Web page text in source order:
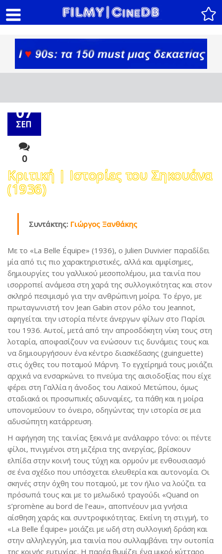
07
ΣΕΠ
0
Κριτική | Ιστορίες του Σηκουάνα
(1936)
Συντάκτης: Γιώργος Ξανθάκης
Με το «La Belle Équipe» (1936), ο Julien Duvivier παραδίδει
μία από τις πιο χαρακτηριστικές, αλλά και αμφίσημες,
δημιουργίες του γαλλικού μεσοπολέμου, μια ταινία που
ισορροπεί ανάμεσα στη χαρά της συλλογικότητας και στον
σκληρό πεσιμισμό για την ανθρώπινη μοίρα. Το έργο, με
πρωταγωνιστή τον Jean Gabin στον ρόλο του Jeannot,
αφηγείται την ιστορία πέντε άνεργων φίλων στο Παρίσι
του 1936. Αυτοί, μετά από την απροσδόκητη νίκη τους στη
λοταρία, αποφασίζουν να ενώσουν τις δυνάμεις τους και
να δημιουργήσουν ένα κέντρο διασκέδασης (guinguette)
στις όχθες του ποταμού Μάρνη. Το εγχείρημά τους μοιάζει
αρχικά να ενσαρκώνει το πνεύμα της αισιοδοξίας που είχε
φέρει στη Γαλλία η άνοδος του Λαϊκού Μετώπου, όμως
σταδιακά οι προσωπικές αδυναμίες, τα πάθη και η μοίρα
υπονομεύουν το όνειρο, οδηγώντας την ιστορία σε μια
αδυσώπητη κατάρρευση.
Η αφήγηση της ταινίας ξεκινά με ανάλαφρο τόνο: οι πέντε
φίλοι, πνιγμένοι στη μιζέρια της ανεργίας, βρίσκουν
ελπίδα στην κοινή τους τύχη και ορμούν με ενθουσιασμό
σε ένα σχέδιο που υπόσχεται ελευθερία και αυτονομία. Οι
σκηνές στην όχθη του ποταμού, με τον ήλιο να λούζει τα
πρόσωπά τους και με το μελωδικό τραγούδι «Quand on
s’promène au bord de l’eau», αποπνέουν μια γνήσια
αίσθηση χαράς και συντροφικότητας. Εκείνη τη στιγμή, το
«La Belle Équipe» μοιάζει με ωδή στη συλλογική δράση και
στην αλληλεγγύη, μια ταινία που συλλαμβάνει την ουτοπία
της κοινής ευτυχίας. Η παρέα θυμίζει ένα μικρό κύτταρο